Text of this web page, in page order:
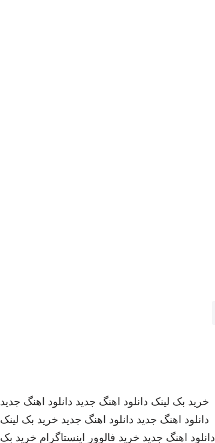
خرید بک لینک دانلود اهنگ جدید دانلود اهنگ جدید
دانلود اهنگ جدید دانلود اهنگ جدید خرید بک لینک
دانلود اهنگ جدید خرید فالوور اینستاگرام خرید بک